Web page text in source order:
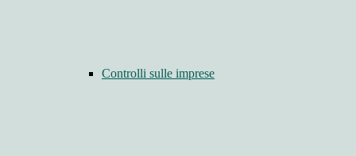
Controlli sulle imprese